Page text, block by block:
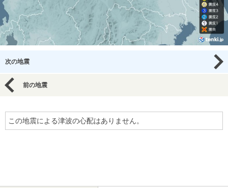
次の地震
前の地震
この地震による津波の心配はありません。